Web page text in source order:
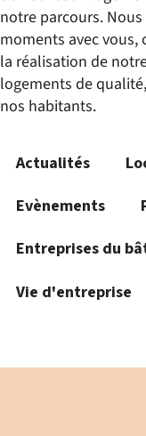
notre parcours.
moments avec
la réalisation de
logements de
nos habitants.
Actualités
Evènements
Entreprises du
Vie d'entreprise